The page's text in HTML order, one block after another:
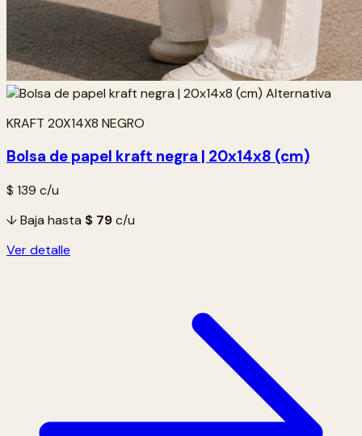
KRAFT 20X14X8 NEGRO
Bolsa de papel kraft negra | 20x14x8 (cm)
$ 139 c/u
↓ Baja hasta $ 79c/u
Ver detalle